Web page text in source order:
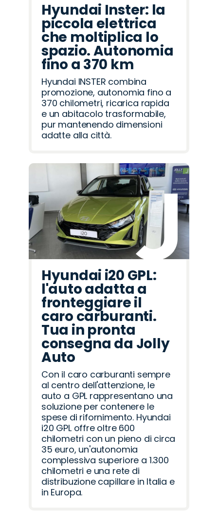
Hyundai Inster: la
piccola elettrica
che moltiplica lo
spazio. Autonomia
fino a 370 km
Hyundai INSTER combina
promozione, autonomia fino a
370 chilometri, ricarica rapida
e un abitacolo trasformabile,
pur mantenendo dimensioni
adatte alla città.
Hyundai i20 GPL:
l'auto adatta a
fronteggiare il
caro carburanti.
Tua in pronta
consegna da Jolly
Auto
Con il caro carburanti sempre
al centro dell'attenzione, le
auto a GPL rappresentano una
soluzione per contenere le
spese di rifornimento. Hyundai
i20 GPL offre oltre 600
chilometri con un pieno di circa
35 euro, un'autonomia
complessiva superiore a 1.300
chilometri e una rete di
distribuzione capillare in Italia e
in Europa.